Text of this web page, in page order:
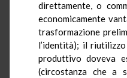
direttamente, o
economicamente
trasformazione
l’identità); il
produttivo doveva
(circostanza che a